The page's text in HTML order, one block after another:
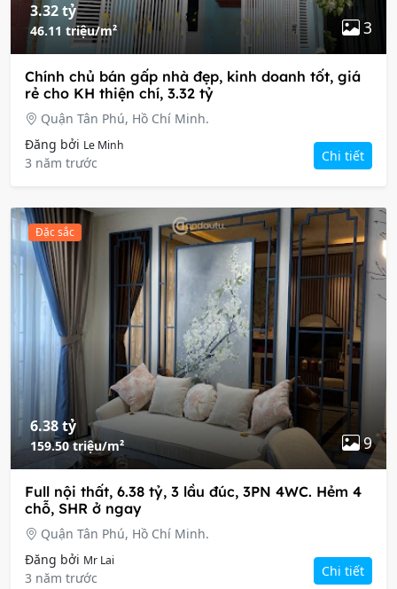
3.32 tỷ
46.11 triệu/m² 3
Chính chủ bán gấp nhà đẹp, kinh doanh tốt, giá
rẻ cho KH thiện chí, 3.32 tỷ
Quận Tân Phú, Hồ Chí Minh.
Đăng bởi Le Minh
3 năm trước Chi tiết
Đặc sắc
6.38 tỷ
159.50 triệu/m² 9
Full nội thất, 6.38 tỷ, 3 lầu đúc, 3PN 4WC. Hẻm 4
chỗ, SHR ở ngay
Quận Tân Phú, Hồ Chí Minh.
Đăng bởi Mr Lai
3 năm trước Chi tiết